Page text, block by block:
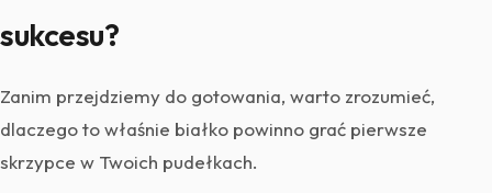
sukcesu?
Zanim przejdziemy do gotowania, warto zrozumieć,
dlaczego to właśnie białko powinno grać pierwsze
skrzypce w Twoich pudełkach.